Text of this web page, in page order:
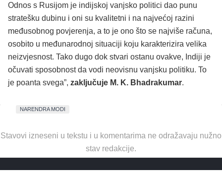
Odnos s Rusijom je indijskoj vanjsko politici dao punu
stratešku dubinu i oni su kvalitetni i na najvećoj razini
međusobnog povjerenja, a to je ono što se najviše računa,
osobito u međunarodnoj situaciji koju karakterizira velika
neizvjesnost. Tako dugo dok stvari ostanu ovakve, Indiji je
očuvati sposobnost da vodi neovisnu vanjsku politiku. To
je poanta svega”, zaključuje M. K. Bhadrakumar.
NARENDRA MODI
Stavovi izneseni u tekstu i u komentarima ne odražavaju nužno
stav redakcije.